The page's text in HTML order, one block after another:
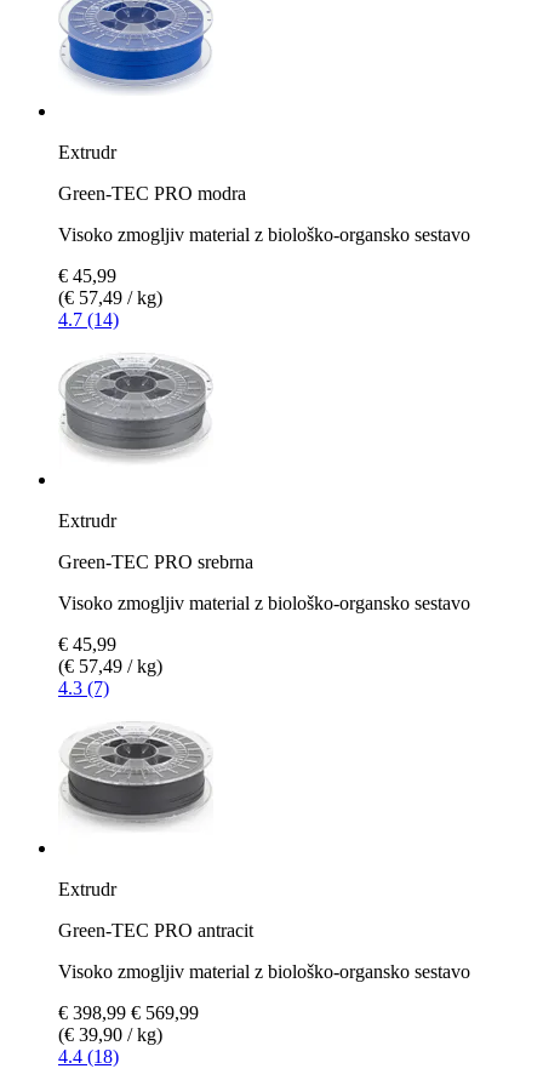
Extrudr
Green-TEC PRO modra
Visoko zmogljiv material z biološko-organsko sestavo
€ 45,99
(€ 57,49 / kg)
4.7 (14)
Extrudr
Green-TEC PRO srebrna
Visoko zmogljiv material z biološko-organsko sestavo
€ 45,99
(€ 57,49 / kg)
4.3 (7)
Extrudr
Green-TEC PRO antracit
Visoko zmogljiv material z biološko-organsko sestavo
€ 398,99 € 569,99
(€ 39,90 / kg)
4.4 (18)